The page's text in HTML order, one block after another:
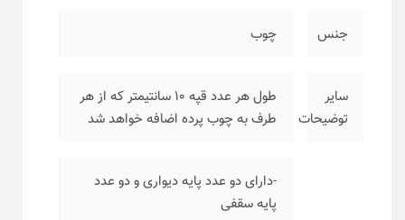
جنس چوب
سایر
توضیحات
طول هر عدد قپه ۱۰ سانتیمتر که از هر
طرف به چوب پرده اضافه خواهد شد
-دارای دو عدد پایه دیواری و دو عدد
پایه سقفی